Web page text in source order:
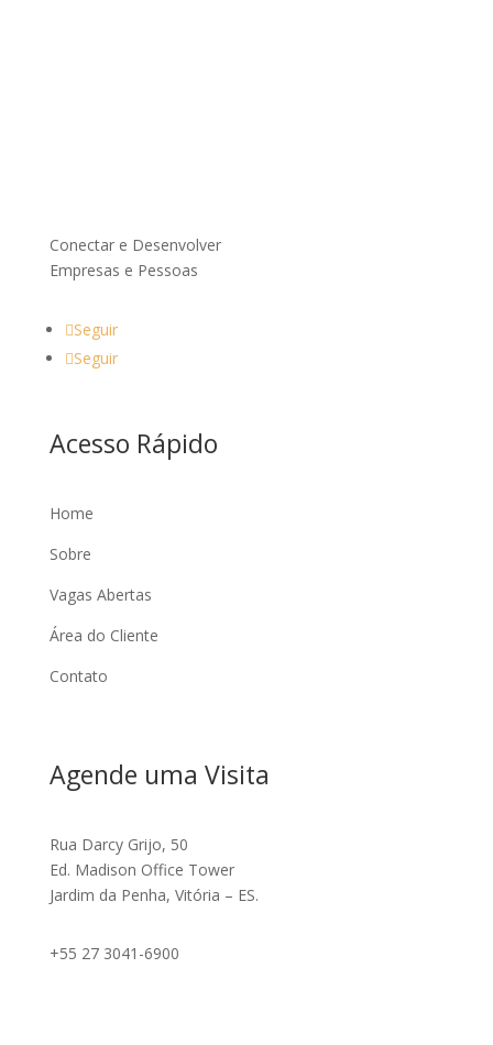
Conectar e Desenvolver
Empresas e Pessoas
Seguir
Seguir
Acesso Rápido
Home
Sobre
Vagas Abertas
Área do Cliente
Contato
Agende uma Visita
Rua Darcy Grijo, 50
Ed. Madison Office Tower
Jardim da Penha, Vitória – ES.
+55 27 3041-6900